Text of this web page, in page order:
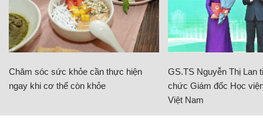
Chăm sóc sức khỏe cần thực hiện
ngay khi cơ thể còn khỏe
GS.TS Nguyễn Thị Lan
chức Giám đốc Học
Việt Nam